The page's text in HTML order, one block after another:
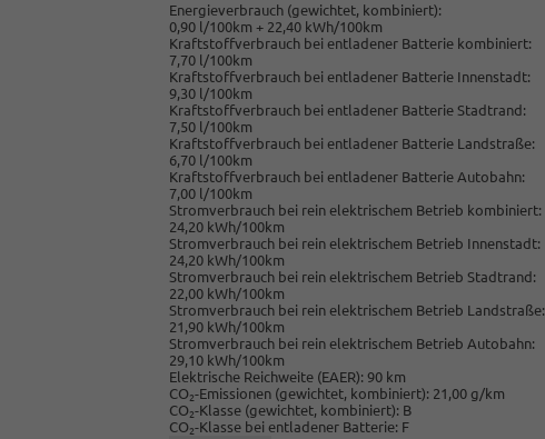
Energieverbrauch (gewichtet, kombiniert):
0,90 l/100km + 22,40 kWh/100km
Kraftstoffverbrauch bei entladener Batterie kombiniert:
7,70 l/100km
Kraftstoffverbrauch bei entladener Batterie Innenstadt:
9,30 l/100km
Kraftstoffverbrauch bei entladener Batterie Stadtrand:
7,50 l/100km
Kraftstoffverbrauch bei entladener Batterie Landstraße:
6,70 l/100km
Kraftstoffverbrauch bei entladener Batterie Autobahn:
7,00 l/100km
Stromverbrauch bei rein elektrischem Betrieb kombiniert:
24,20 kWh/100km
Stromverbrauch bei rein elektrischem Betrieb Innenstadt:
24,20 kWh/100km
Stromverbrauch bei rein elektrischem Betrieb Stadtrand:
22,00 kWh/100km
Stromverbrauch bei rein elektrischem Betrieb Landstraße:
21,90 kWh/100km
Stromverbrauch bei rein elektrischem Betrieb Autobahn:
29,10 kWh/100km
Elektrische Reichweite (EAER): 90 km
CO2-Emissionen (gewichtet, kombiniert): 21,00 g/km
CO2-Klasse (gewichtet, kombiniert): B
CO2-Klasse bei entladener Batterie: F